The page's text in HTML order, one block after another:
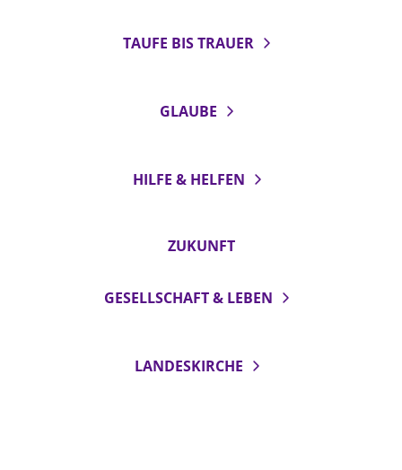
TAUFE BIS TRAUER
GLAUBE
HILFE & HELFEN
ZUKUNFT
GESELLSCHAFT & LEBEN
LANDESKIRCHE